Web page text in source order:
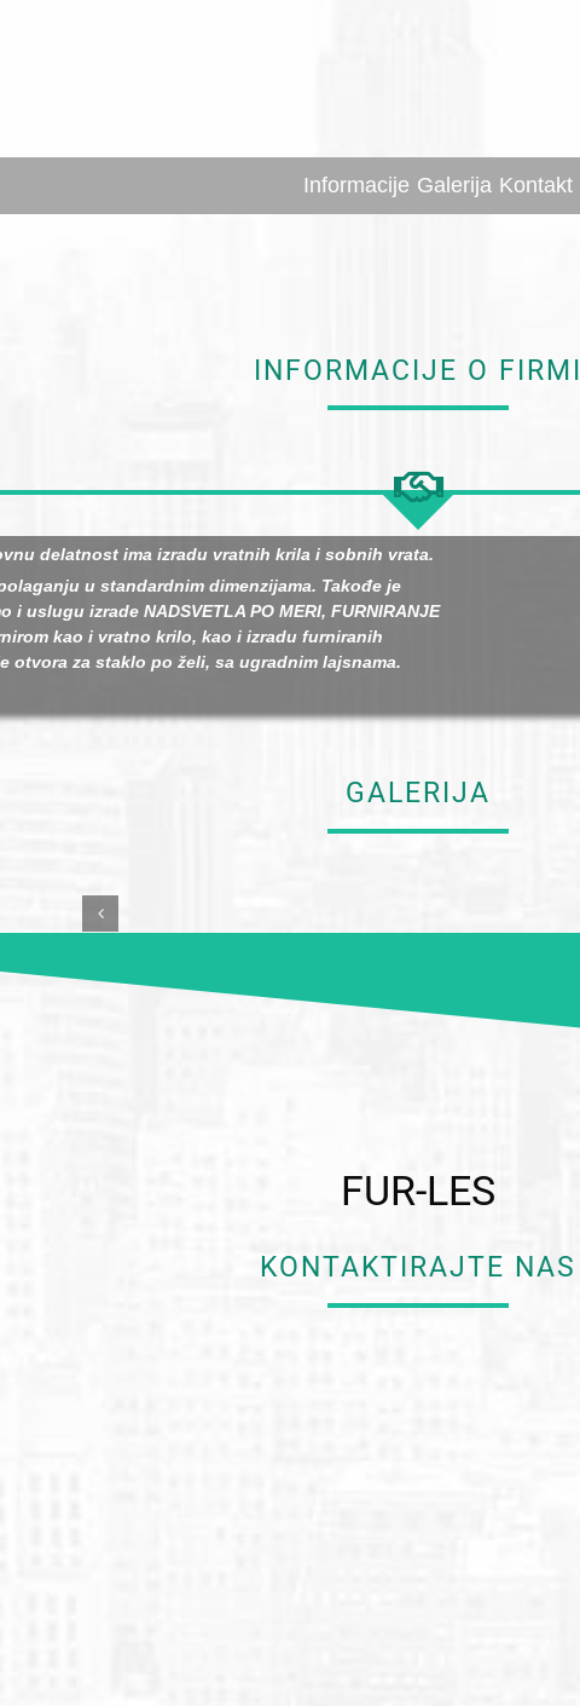
Informacije Galerija Kontakt
INFORMACIJE O FIRMI
delatnost ima izradu vratnih krila i sobnih vrata.
u standardnim dimenzijama. Takođe je
i uslugu izrade NADSVETLA PO MERI, FURNIRANJE
kao i vratno krilo, kao i izradu furniranih
otvora za staklo po želi, sa ugradnim lajsnama.
GALERIJA
FUR-LES
KONTAKTIRAJTE NAS